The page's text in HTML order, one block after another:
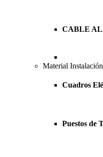
CABLE
Material Instalación
Cuadros
Puestos de